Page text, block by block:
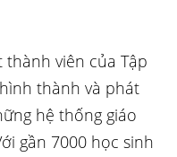
viên của Tập
thành và phát
hệ thống giáo
gần 7000 học sinh